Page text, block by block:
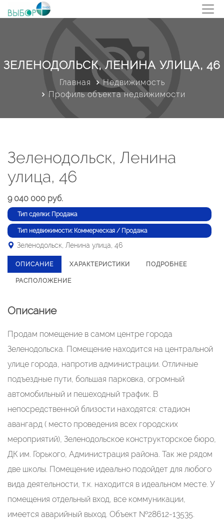
ЗЕЛЕНОДОЛЬСК, ЛЕНИНА УЛИЦА, 46
Главная
Недвижимость
Профиль объекта недвижимости
Зеленодольск, Ленина
улица, 46
9 040 000 руб.
Тип сделки: Продажа
Тип недвижимости: Коммерческая / Продажа
Зеленодольск, Ленина улица, 46
ОПИСАНИЕ ХАРАКТЕРИСТИКИ ПОДРОБНЕЕ
РАСПОЛОЖЕНИЕ
Описание
Продам помещение в самом центре города
Зеленодольска. Помещение находится на центральной
улице города, напротив администрации. Отличные
подъездные пути, большая парковка, огромный
автомобильный и пешеходный трафик. В
непосредственной близости находятся: стадион
авангард ( место проведения всех городских
мероприятий), Зеленодольское конструкторское бюро,
ДК им. Горького, Администрация района. Так же рядом
две школы. Помещение идеально подойдет для любого
вида деятельности, т.к. находится в идеальном месте. У
помещения отдельный вход, все коммуникации,
имеется аварийный выход. Объект №28612-13535.